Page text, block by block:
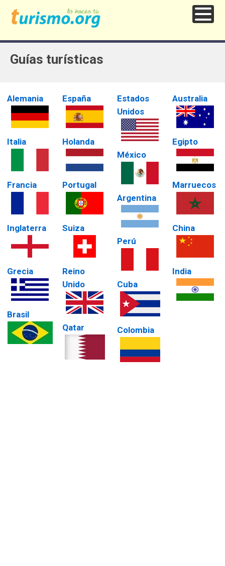
Guías turísticas
Alemania
Italia
Francia
Inglaterra
Grecia
Brasil
España
Holanda
Portugal
Suiza
Reino
Unido
Qatar
Estados
Unidos
México
Argentina
Perú
Cuba
Colombia
Australia
Egipto
Marruecos
China
India